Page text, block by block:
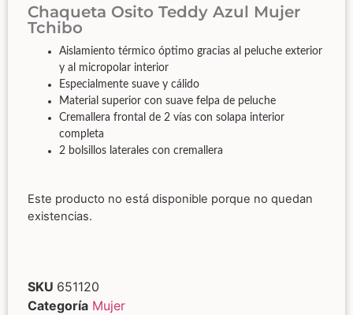
Chaqueta Osito Teddy Azul Mujer
Tchibo
Aislamiento térmico óptimo gracias al peluche exterior
y al micropolar interior
Especialmente suave y cálido
Material superior con suave felpa de peluche
Cremallera frontal de 2 vías con solapa interior
completa
2 bolsillos laterales con cremallera
Este producto no está disponible porque no quedan
existencias.
SKU 651120
Categoría Mujer